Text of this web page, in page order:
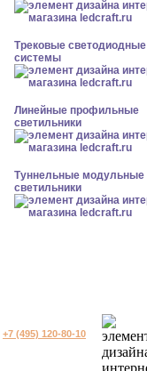
Трековые светодиодные
системы
Линейные профильные
светильники
Туннельные модульные
светильники
+7 (495) 120-80-10